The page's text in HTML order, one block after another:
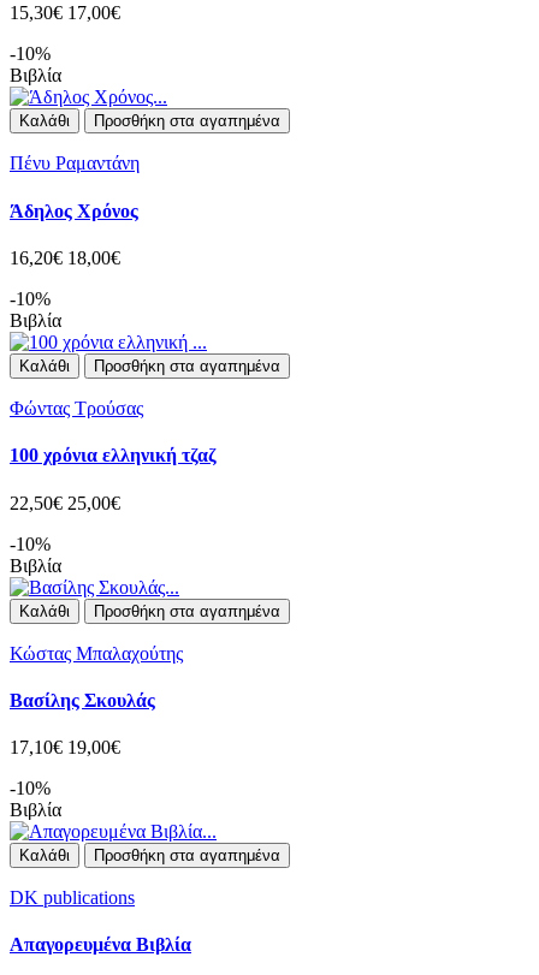
15,30€ 17,00€
-10%
Βιβλία
Καλάθι Προσθήκη στα αγαπημένα
Πένυ Ραμαντάνη
Άδηλος Χρόνος
16,20€ 18,00€
-10%
Βιβλία
Καλάθι Προσθήκη στα αγαπημένα
Φώντας Τρούσας
100 χρόνια ελληνική τζαζ
22,50€ 25,00€
-10%
Βιβλία
Καλάθι Προσθήκη στα αγαπημένα
Κώστας Μπαλαχούτης
Βασίλης Σκουλάς
17,10€ 19,00€
-10%
Βιβλία
Καλάθι Προσθήκη στα αγαπημένα
DK publications
Απαγορευμένα Βιβλία